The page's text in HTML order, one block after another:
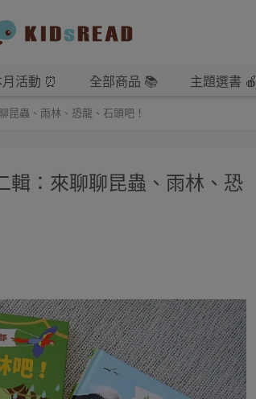
活動 ⏰ 全部商品 📚 主題選書 🍎
蟲、雨林、恐龍、石頭吧！
：來聊聊昆蟲、雨林、恐